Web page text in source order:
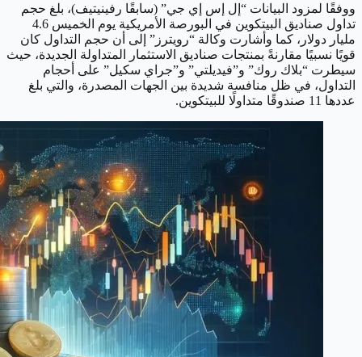
ووفقًا لمزود البيانات “إل إس إي جي” (سابقًا رفينيتيف)، بلغ حجم
تداول صناديق البيتكوين في البورصة الأمريكية يوم الخميس 4.6
مليار دولار، كما وأشارت وكالة “رويترز” إلى أن حجم التداول كان
قويًا نسبيًا مقارنةً بمنتجات صناديق الاستثمار المتداولة الجديدة، حيث
سيطرت “بلاك روك” و”فيديلتي” و”جراي سكيل” على أحجام
التداول، في ظل منافسة شديدة بين الجهات المصدرة، والتي بلغ
عددها 11 صندوقًا متداولًا للبيتكوين.